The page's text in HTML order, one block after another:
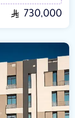
730,000